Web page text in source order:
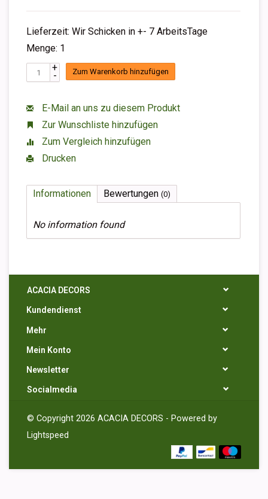
Lieferzeit: Wir Schicken in +- 7 ArbeitsTage
Menge: 1
+
- Zum Warenkorb hinzufügen
E-Mail an uns zu diesem Produkt
Zur Wunschliste hinzufügen
Zum Vergleich hinzufügen
Drucken
Informationen Bewertungen (0)
No information found
ACACIA DECORS
Kundendienst
Mehr
Mein Konto
Newsletter
Socialmedia
© Copyright 2026 ACACIA DECORS - Powered by
Lightspeed